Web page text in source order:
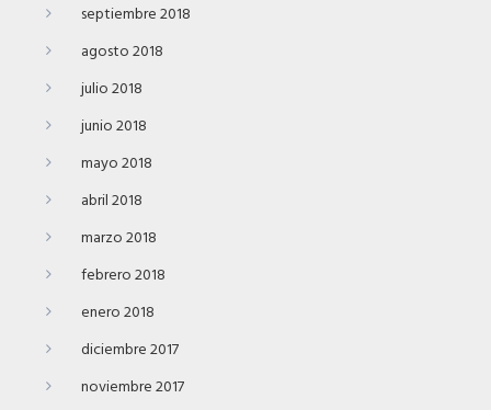
septiembre 2018
agosto 2018
julio 2018
junio 2018
mayo 2018
abril 2018
marzo 2018
febrero 2018
enero 2018
diciembre 2017
noviembre 2017